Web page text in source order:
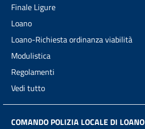
Finale Ligure
Loano
Loano-Richiesta ordinanza viabilità
Modulistica
Regolamenti
Vedi tutto
COMANDO POLIZIA LOCALE DI LOANO